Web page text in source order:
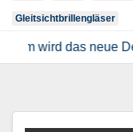
Gleitsichtbrillengläser
wird das neue